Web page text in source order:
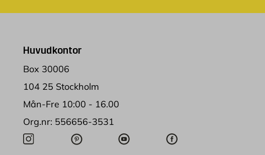
Huvudkontor
Box 30006
104 25 Stockholm
Mån-Fre 10:00 - 16.00
Org.nr: 556656-3531